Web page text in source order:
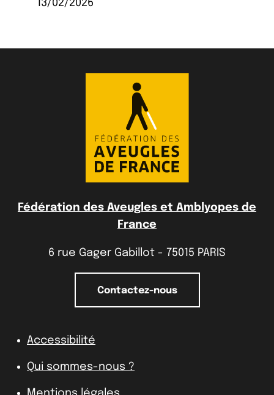
13/02/2026
Fédération des Aveugles et Amblyopes de
France
6 rue Gager Gabillot - 75015 PARIS
Contactez-nous
Accessibilité
Qui sommes-nous ?